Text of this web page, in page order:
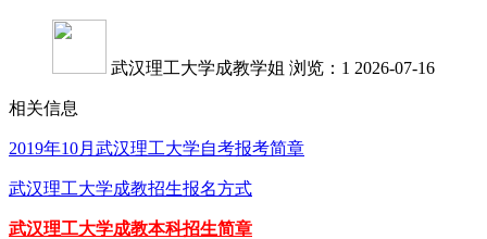
武汉理工大学成教学姐 浏览：1 2026-07-16
相关信息
2019年10月武汉理工大学自考报考简章
武汉理工大学成教招生报名方式
武汉理工大学成教本科招生简章